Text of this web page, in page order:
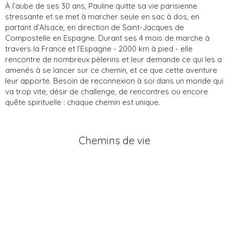
Chemins de vie
À l’aube de ses 30 ans, Pauline quitte sa vie parisienne
stressante et se met à marcher seule en sac à dos, en
partant d’Alsace, en direction de Saint-Jacques de
Compostelle en Espagne. Durant ses 4 mois de marche à
travers la France et l’Espagne - 2000 km à pied - elle
rencontre de nombreux pèlerins et leur demande ce qui les a
amenés à se lancer sur ce chemin, et ce que cette aventure
leur apporte. Besoin de reconnexion à soi dans un monde qui
va trop vite, désir de challenge, de rencontres ou encore
quête spirituelle : chaque chemin est unique.